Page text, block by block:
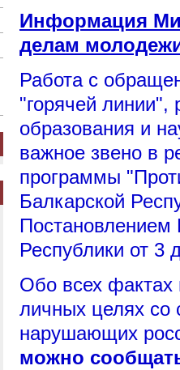
Информация
делам
Работа с
"горячей линии",
образования и
важное звено в
программы
Балкарской
Постановлением
Республики от
Обо всех фактах
личных целях со
нарушающих
можно